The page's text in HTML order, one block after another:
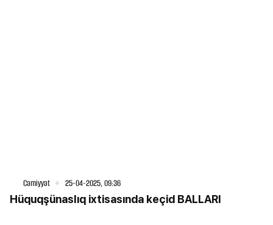
Cəmiyyət 25-04-2025, 09:36
Hüquqşünaslıq ixtisasında keçid BALLARI